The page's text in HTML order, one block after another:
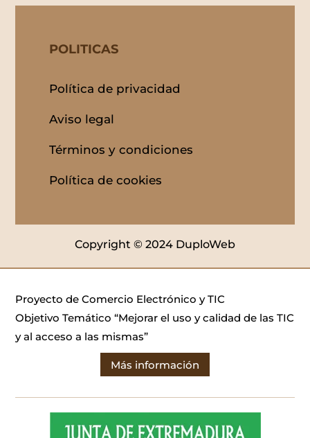
POLITICAS
Política de privacidad
Aviso legal
Términos y condiciones
Política de cookies
Copyright © 2024 DuploWeb
Proyecto de Comercio Electrónico y TIC
Objetivo Temático “Mejorar el uso y calidad de las TIC
y al acceso a las mismas”
Más información